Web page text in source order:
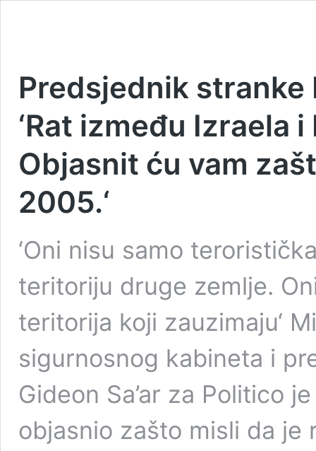
Predsjednik stranke
‘Rat između Izraela
Objasnit ću vam
2005.‘
‘Oni nisu samo
teritoriju druge zemlje.
teritorija koji zauzimaju‘
sigurnosnog kabineta i
Gideon Sa’ar za Politico
objasnio zašto misli da je